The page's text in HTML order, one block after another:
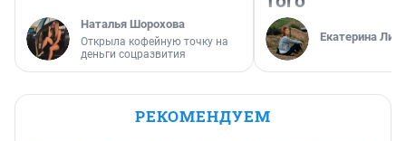
Наталья Шорохова
Открыла кофейную точку на
деньги соцразвития
Екатерина
РЕКОМЕНДУЕМ